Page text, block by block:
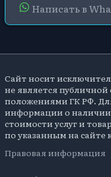
Написать в
Сайт носит
не является
положениями ГК РФ.
информации о
стоимости услуг и
по указанным на сайте
Правовая информация